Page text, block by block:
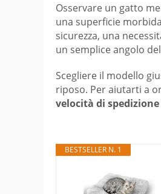
Osservare un gatto
una superficie
sicurezza, una
un semplice angolo
Scegliere il modello
riposo. Per aiutarti a
velocità di spedizione
BESTSELLER N. 1